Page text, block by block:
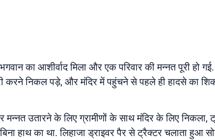
का आशीर्वाद मिला और एक परिवार की मन्नत पूरी हो गई.
निकल पड़े, और मंदिर में पहुंचने से पहले ही हादसे का
मन्नत उतारने के लिए ग्रामीणों के साथ मंदिर के लिए निकला,
हाथ का था. लिहाजा ड्राइवर पैर से ट्रैक्टर चलाता हुआ